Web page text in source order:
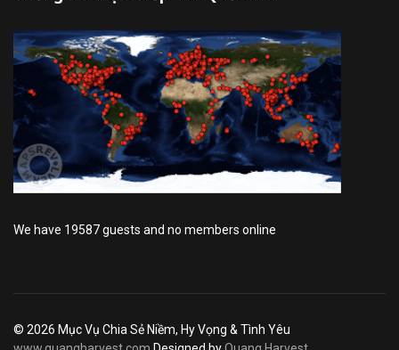
We have 19587 guests and no members online
© 2026 Mục Vụ Chia Sẻ Niềm, Hy Vọng & Tình Yêu